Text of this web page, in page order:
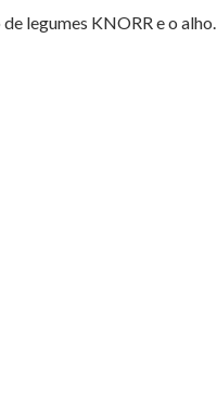
legumes KNORR e o